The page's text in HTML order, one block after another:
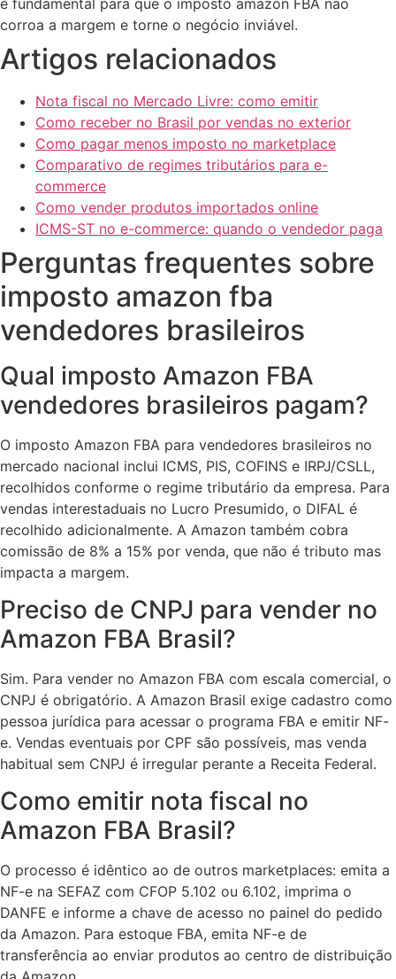
corroa a margem e torne o negócio inviável.
Artigos relacionados
Nota fiscal no Mercado Livre: como emitir
Como receber no Brasil por vendas no exterior
Como pagar menos imposto no marketplace
Comparativo de regimes tributários para e-
commerce
Como vender produtos importados online
ICMS-ST no e-commerce: quando o vendedor paga
Perguntas frequentes sobre
imposto amazon fba
vendedores brasileiros
Qual imposto Amazon FBA
vendedores brasileiros pagam?
O imposto Amazon FBA para vendedores brasileiros no
mercado nacional inclui ICMS, PIS, COFINS e IRPJ/CSLL,
recolhidos conforme o regime tributário da empresa. Para
vendas interestaduais no Lucro Presumido, o DIFAL é
recolhido adicionalmente. A Amazon também cobra
comissão de 8% a 15% por venda, que não é tributo mas
impacta a margem.
Preciso de CNPJ para vender no
Amazon FBA Brasil?
Sim. Para vender no Amazon FBA com escala comercial, o
CNPJ é obrigatório. A Amazon Brasil exige cadastro como
pessoa jurídica para acessar o programa FBA e emitir NF-
e. Vendas eventuais por CPF são possíveis, mas venda
habitual sem CNPJ é irregular perante a Receita Federal.
Como emitir nota fiscal no
Amazon FBA Brasil?
O processo é idêntico ao de outros marketplaces: emita a
NF-e na SEFAZ com CFOP 5.102 ou 6.102, imprima o
DANFE e informe a chave de acesso no painel do pedido
da Amazon. Para estoque FBA, emita NF-e de
transferência ao enviar produtos ao centro de distribuição